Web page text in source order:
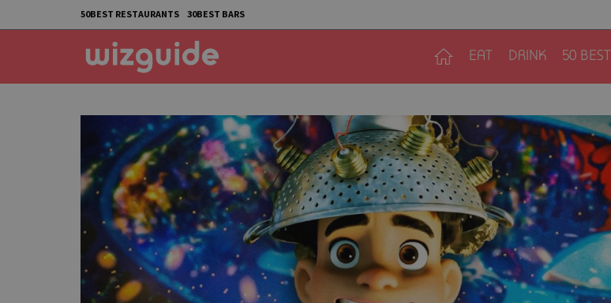
50BEST RESTAURANTS 30BEST BARS
EAT DRINK 50 BEST